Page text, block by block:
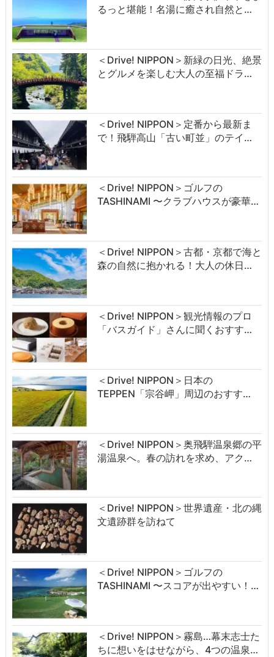
るっと堪能！名湯に癒され自然と…
＜Drive! NIPPON＞新緑の日光、絶景
とグルメを楽しむ大人の至福ドラ…
＜Drive! NIPPON＞定番から最新ま
で！飛騨高山「古い町並」のテイ…
＜Drive! NIPPON＞ゴルフの
TASHINAMI 〜クラブハウスが豪華…
＜Drive! NIPPON＞古都・京都で海と
森の自然に抱かれる！大人の休日…
＜Drive! NIPPON＞観光情報のプロ
「バスガイド」さんに聞くおすす…
＜Drive! NIPPON＞日本の
TEPPEN「宗谷岬」周辺のおすす…
＜Drive! NIPPON＞奥飛騨温泉郷の平
湯温泉へ。春の訪れを求め、アク…
＜Drive! NIPPON＞世界遺産・北の縄
文遺跡群を訪ねて
＜Drive! NIPPON＞ゴルフの
TASHINAMI 〜スコアが出やすい！…
＜Drive! NIPPON＞霧島…幕末志士た
ちに想いをはせながら、4つの温泉…